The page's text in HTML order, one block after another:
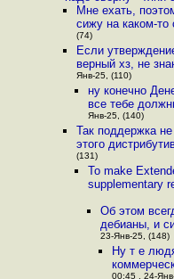
Мне ехать,
сижу на каком-то
(74)
Если
верный хз, не
Янв-25, (110)
ну конечно
все тебе
Янв-25, (140)
Так поддержка не
этого
(131)
To make
supplementary
Об этом
дебианы, и
23-Янв-25, (148)
Ну т е